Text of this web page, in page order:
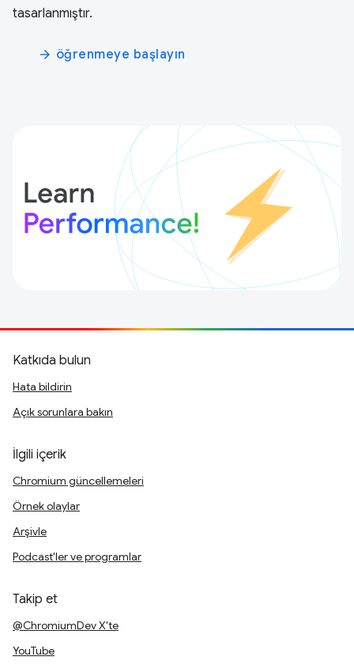
tasarlanmıştır.
arrow_forward öğrenmeye başlayın
Katkıda bulun
Hata bildirin
Açık sorunlara bakın
İlgili içerik
Chromium güncellemeleri
Örnek olaylar
Arşivle
Podcast'ler ve programlar
Takip et
@ChromiumDev X'te
YouTube